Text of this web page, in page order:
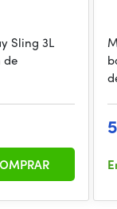
Sling 3L
de